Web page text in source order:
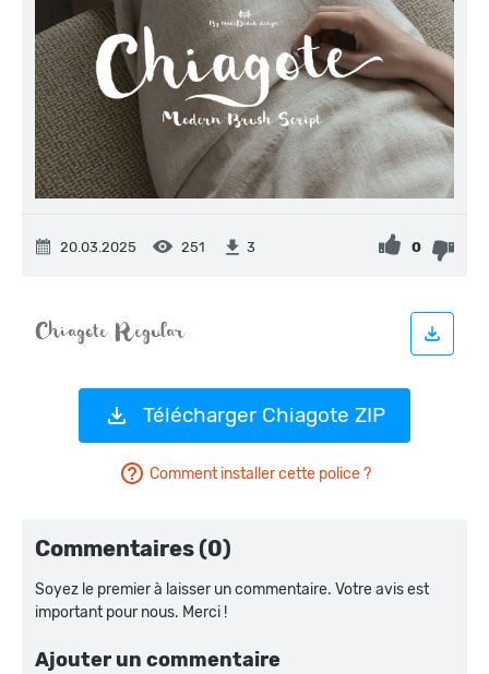
20.03.2025 251 3 0
Télécharger Chiagote ZIP
Comment installer cette police ?
Commentaires (0)
Soyez le premier à laisser un commentaire. Votre avis est
important pour nous. Merci !
Ajouter un commentaire